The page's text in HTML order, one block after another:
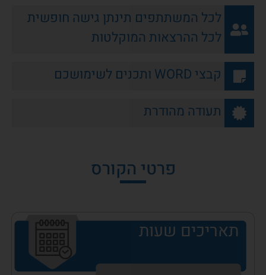
לכל המשתתפים תינתן גישה חופשית
לכל ההרצאות המוקלטות
קבצי WORD ותכנים לשימושכם
תעודה מהודרת
פרטי הקורס
תאריכים שעות